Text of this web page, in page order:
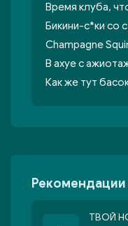
Время клуба,
Бикини-с*ки со
Champagne
В ахуе с
Как же тут
Рекомендации
ТВОЙ